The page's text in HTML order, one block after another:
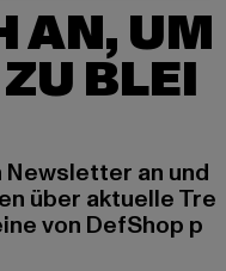
AN, UM
BLEI
an und
über aktuelle Tre
von DefShop p